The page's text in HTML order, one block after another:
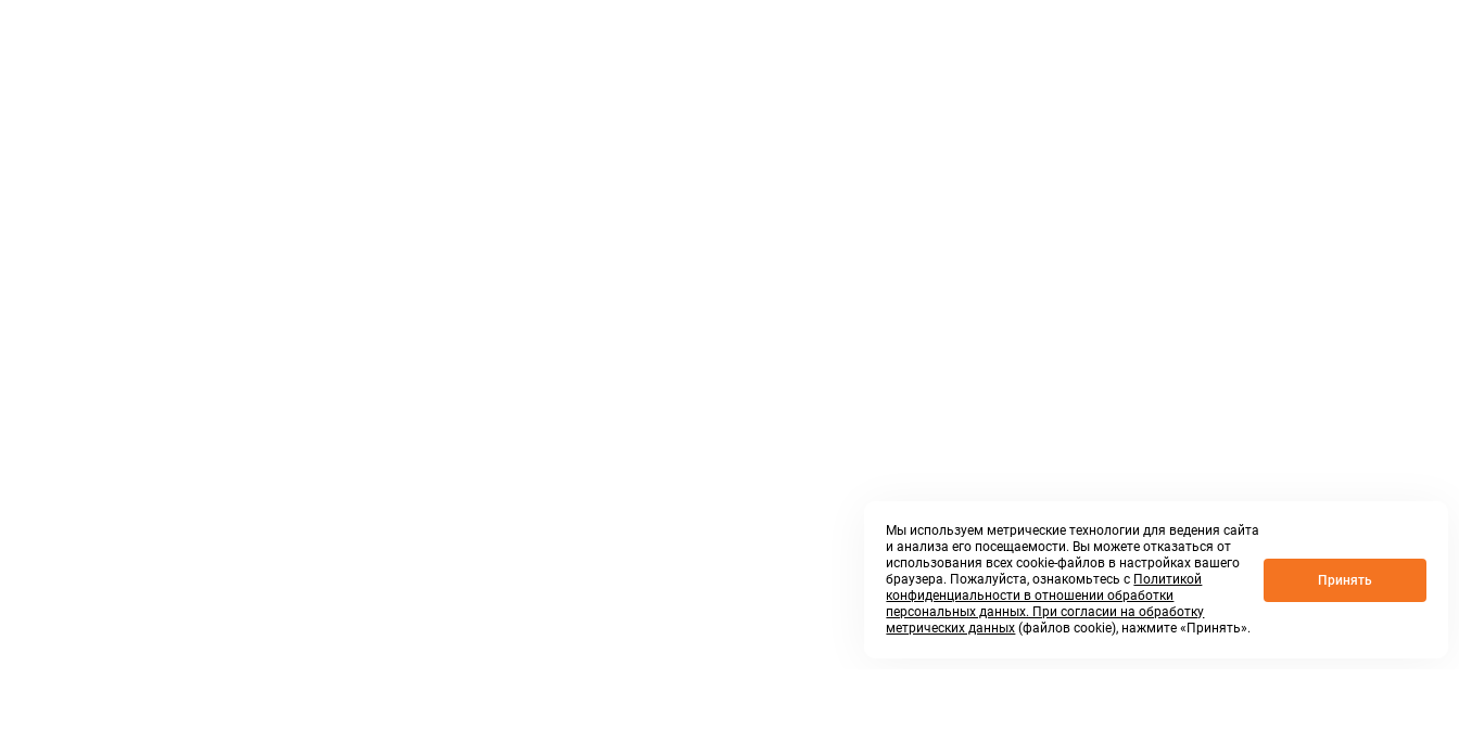
Мы используем метрические технологии для ведения сайта
и анализа его посещаемости. Вы можете отказаться от
использования всех cookie-файлов в настройках вашего
браузера. Пожалуйста, ознакомьтесь с Политикой
конфиденциальности в отношении обработки
персональных данных. При согласии на обработку
метрических данных (файлов cookie), нажмите «Принять».
Принять